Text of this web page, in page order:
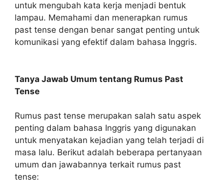
untuk mengubah kata kerja menjadi bentuk
lampau. Memahami dan menerapkan rumus
past tense dengan benar sangat penting untuk
komunikasi yang efektif dalam bahasa Inggris.
Tanya Jawab Umum tentang Rumus Past
Tense
Rumus past tense merupakan salah satu aspek
penting dalam bahasa Inggris yang digunakan
untuk menyatakan kejadian yang telah terjadi di
masa lalu. Berikut adalah beberapa pertanyaan
umum dan jawabannya terkait rumus past
tense: